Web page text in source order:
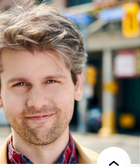
critique des environnements
des étudiant.e.s
transdisciplinaire des
socioaffectives et
des langues secondes et
pragmatique
de recherche qualitative